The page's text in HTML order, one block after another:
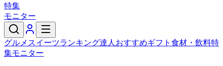
特集
モニター
グルメ スイーツランキング達人おすすめギフト 食材・飲料特
集モニター